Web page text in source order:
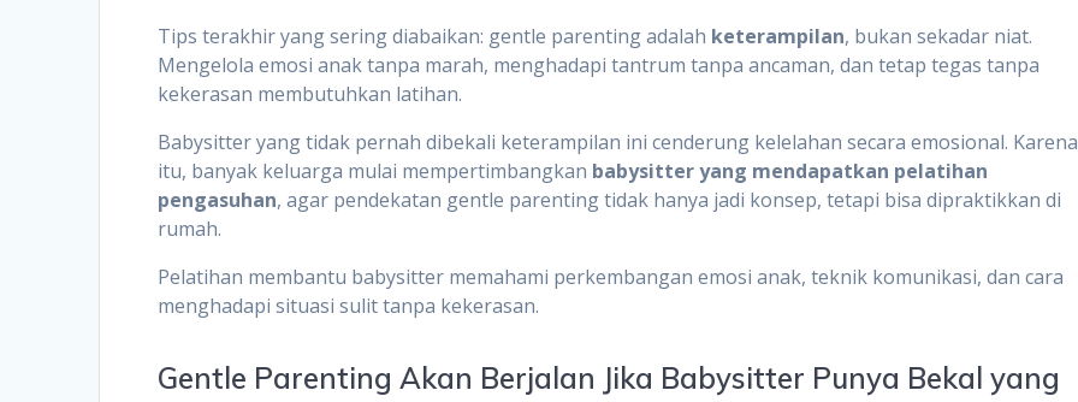
Tips terakhir yang sering diabaikan: gentle parenting adalah keterampilan, bukan sekadar niat.
Mengelola emosi anak tanpa marah, menghadapi tantrum tanpa ancaman, dan tetap tegas tanpa
kekerasan membutuhkan latihan.
Babysitter yang tidak pernah dibekali keterampilan ini cenderung kelelahan secara emosional. Karena
itu, banyak keluarga mulai mempertimbangkan babysitter yang mendapatkan pelatihan
pengasuhan, agar pendekatan gentle parenting tidak hanya jadi konsep, tetapi bisa dipraktikkan di
rumah.
Pelatihan membantu babysitter memahami perkembangan emosi anak, teknik komunikasi, dan cara
menghadapi situasi sulit tanpa kekerasan.
Gentle Parenting Akan Berjalan Jika Babysitter Punya Bekal yang